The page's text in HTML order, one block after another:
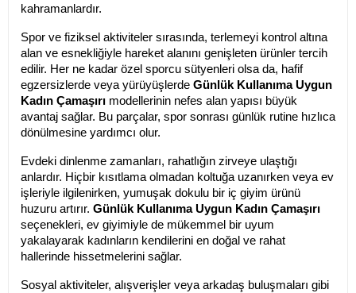
kahramanlardır.
Spor ve fiziksel aktiviteler sırasında, terlemeyi kontrol altına
alan ve esnekliğiyle hareket alanını genişleten ürünler tercih
edilir. Her ne kadar özel sporcu sütyenleri olsa da, hafif
egzersizlerde veya yürüyüşlerde Günlük Kullanıma Uygun
Kadın Çamaşırı modellerinin nefes alan yapısı büyük
avantaj sağlar. Bu parçalar, spor sonrası günlük rutine hızlıca
dönülmesine yardımcı olur.
Evdeki dinlenme zamanları, rahatlığın zirveye ulaştığı
anlardır. Hiçbir kısıtlama olmadan koltuğa uzanırken veya ev
işleriyle ilgilenirken, yumuşak dokulu bir iç giyim ürünü
huzuru artırır. Günlük Kullanıma Uygun Kadın Çamaşırı
seçenekleri, ev giyimiyle de mükemmel bir uyum
yakalayarak kadınların kendilerini en doğal ve rahat
hallerinde hissetmelerini sağlar.
Sosyal aktiviteler, alışverişler veya arkadaş buluşmaları gibi